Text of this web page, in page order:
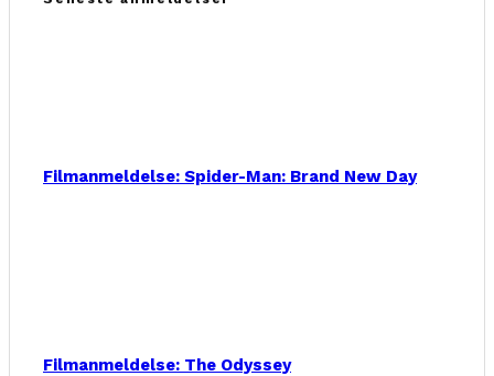
Filmanmeldelse: Spider-Man: Brand New Day
Filmanmeldelse: The Odyssey